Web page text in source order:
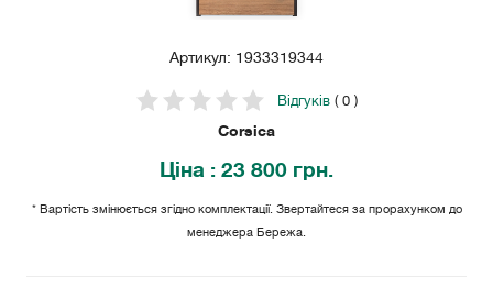
Артикул: 1933319344
Відгуків( 0 )
Corsica
Ціна : 23 800 грн.
* Вартість змінюється згідно комплектації. Звертайтеся за прорахунком до
менеджера Бережа.